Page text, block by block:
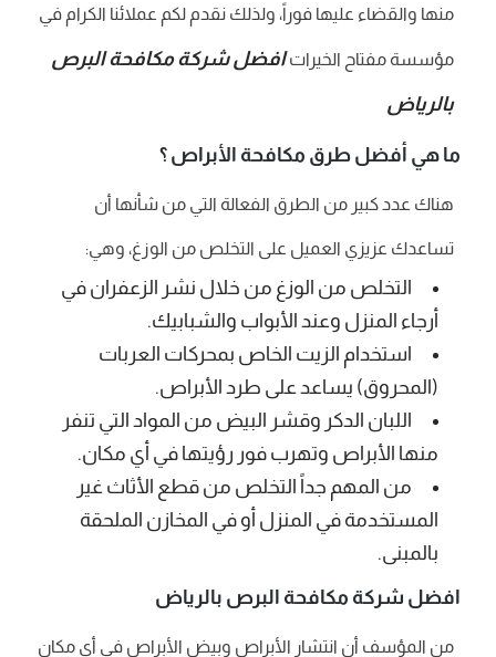
منها والقضاء عليها فوراً، ولذلك نقدم لكم عملائنا الكرام في
مؤسسة مفتاح الخيراتافضل شركة مكافحة البرص
بالرياض
ما هي أفضل طرق مكافحة الأبراص ؟
هناك عدد كبير من الطرق الفعالة التي من شأنها أن
تساعدك عزيزي العميل على التخلص من الوزغ، وهي:
التخلص من الوزغ من خلال نشر الزعفران في
أرجاء المنزل وعند الأبواب والشبابيك.
استخدام الزيت الخاص بمحركات العربات
(المحروق) يساعد على طرد الأبراص.
اللبان الدكر وقشر البيض من المواد التي تنفر
منها الأبراص وتهرب فور رؤيتها في أي مكان.
من المهم جداً التخلص من قطع الأثاث غير
المستخدمة في المنزل أو في المخازن الملحقة
بالمبنى.
افضل شركة مكافحة البرص بالرياض
من المؤسف أن انتشار الأبراص وبيض الأبراص في أي مكان